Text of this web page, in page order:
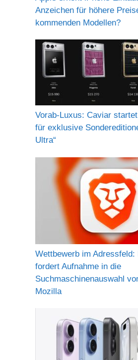
Anzeichen für höhere
kommenden Modellen?
Vorab-Luxus: Caviar
für exklusive
Ultra“
Wettbewerb im Adressfeld:
fordert Aufnahme in die
Suchmaschinenauswahl
Mozilla